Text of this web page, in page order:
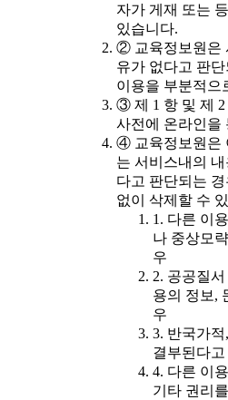
자가 게재 또는
있습니다.
② 교육정보원은
유가 없다고 판
이용을 부분적으
③ 제 1 항 및 제 2
사전에 온라인을
④ 교육정보원은
는 서비스내의
다고 판단되는
없이 삭제할 수
1. 다른 이
나 중상모
우
2. 공공질
용의 정보,
우
3. 반국가
결부된다
4. 다른 이
기타 권리